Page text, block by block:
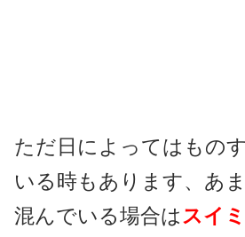
ただ日によってはもの
いる時もあります、あ
混んでいる場合はスイ